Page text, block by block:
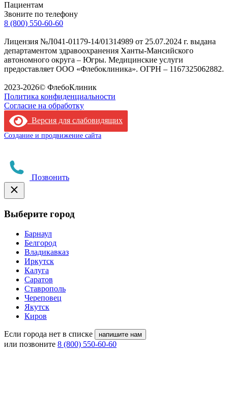
Пациентам
Звоните по телефону
8 (800) 550-60-60
Лицензия №Л041-01179-14/01314989 от 25.07.2024 г. выдана
департаментом здравоохранения Ханты-Мансийского
автономного округа – Югры. Медицинские услуги
предоставляет ООО «Флебоклиника». ОГРН – 1167325062882.
2023-2026© ФлебоКлиник
Политика конфиденциальности
Согласие на обработку
Версия для слабовидящих
Создание и продвижение сайта
Позвонить
Выберите город
Барнаул
Белгород
Владикавказ
Иркутск
Калуга
Саратов
Ставрополь
Череповец
Якутск
Киров
Если города нет в списке напишите нам
или позвоните 8 (800) 550-60-60